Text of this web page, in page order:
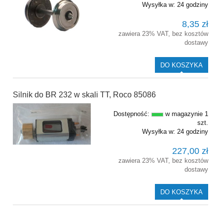
Wysyłka w: 24 godziny
8,35 zł
zawiera 23% VAT, bez kosztów
dostawy
DO KOSZYKA
Silnik do BR 232 w skali TT, Roco 85086
Dostępność:
w magazynie 1
szt.
Wysyłka w: 24 godziny
227,00 zł
zawiera 23% VAT, bez kosztów
dostawy
DO KOSZYKA